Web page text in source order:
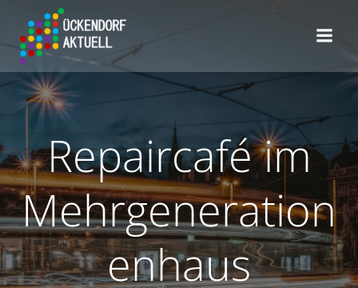
Repaircafé im
Mehrgeneration
enhaus